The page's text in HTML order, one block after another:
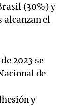
(30%) y
alcanzan el
2023 se
de
y